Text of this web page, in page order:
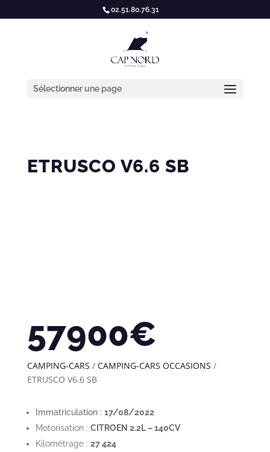
02.51.80.76.31
Sélectionner une page
ETRUSCO V6.6 SB
57900€
CAMPING-CARS / CAMPING-CARS OCCASIONS /
ETRUSCO V6.6 SB
Immatriculation : 17/08/2022
Motorisation : CITROEN 2.2L – 140CV
Kilométrage : 27 424